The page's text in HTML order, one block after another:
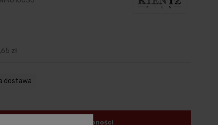
zł
dostawa
powiadom o dostępności